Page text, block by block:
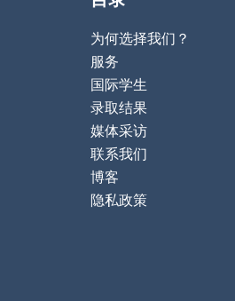
为何选择我们？
服务
国际学生
录取结果
媒体采访
联系我们
博客
隐私政策